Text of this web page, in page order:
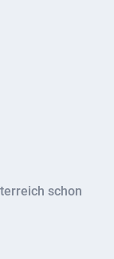
schon